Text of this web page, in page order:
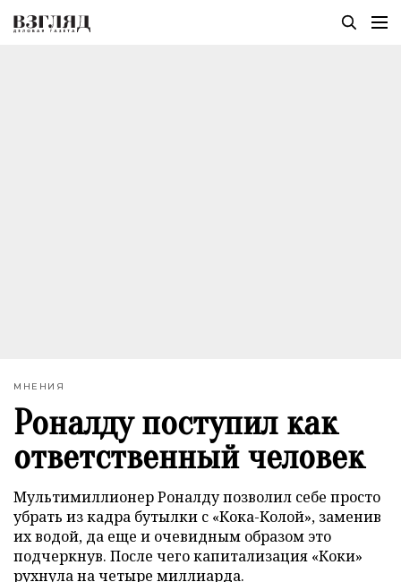
МНЕНИЯ
Роналду поступил как
ответственный человек
Мультимиллионер Роналду позволил себе просто
убрать из кадра бутылки с «Кока-Колой», заменив
их водой, да еще и очевидным образом это
подчеркнув. После чего капитализация «Коки»
рухнула на четыре миллиарда.